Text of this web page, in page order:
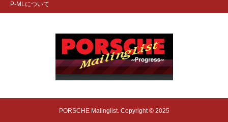
P-MLについて
PORSCHE Malinglist. Copyright © 2025